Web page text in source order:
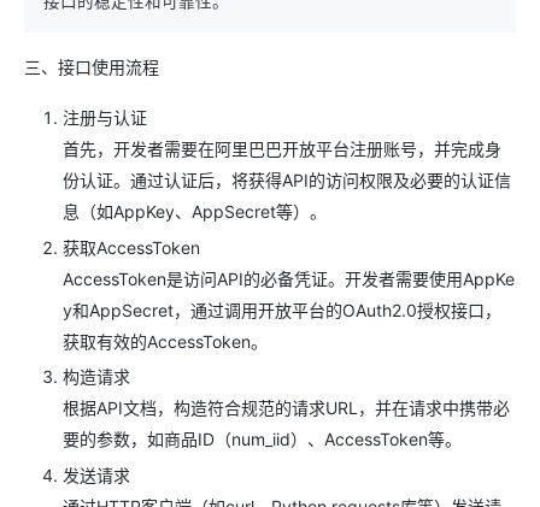
三、接口使用流程
注册与认证
首先，开发者需要在阿里巴巴开放平台注册账号，并完成身
份认证。通过认证后，将获得API的访问权限及必要的认证信
息（如AppKey、AppSecret等）。
获取AccessToken
AccessToken是访问API的必备凭证。开发者需要使用AppKe
y和AppSecret，通过调用开放平台的OAuth2.0授权接口，
获取有效的AccessToken。
构造请求
根据API文档，构造符合规范的请求URL，并在请求中携带必
要的参数，如商品ID（num_iid）、AccessToken等。
发送请求